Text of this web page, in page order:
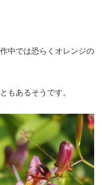
中では恐らくオレンジの
もあるそうです。